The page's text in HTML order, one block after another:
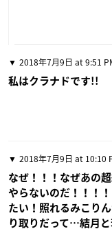
2018年7月9日 at 9:51
私はクラナドです!!
2018年7月9日 at 10:10
なぜ！！！なぜあの
やらないのだ！！！
たい！照れるみこり
り取りだって…結月